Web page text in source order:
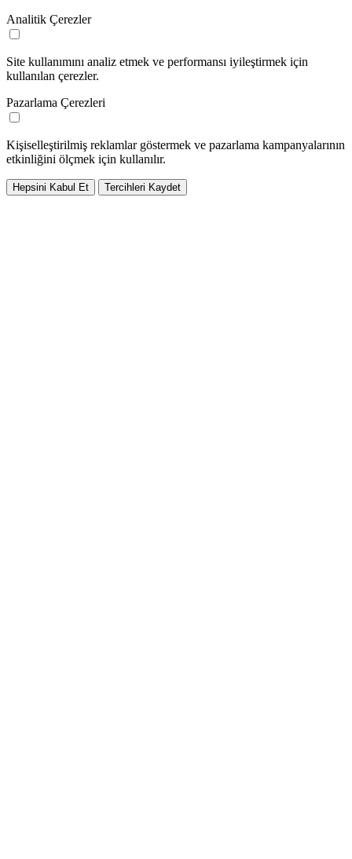
Analitik Çerezler
Site kullanımını analiz etmek ve performansı iyileştirmek için
kullanılan çerezler.
Pazarlama Çerezleri
Kişiselleştirilmiş reklamlar göstermek ve pazarlama kampanyalarının
etkinliğini ölçmek için kullanılır.
Hepsini Kabul Et Tercihleri Kaydet